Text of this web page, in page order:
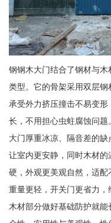
钢钢木大门结合了钢材与
类型。它的骨架采用双层
承受外力挤压撞击不易变
长，不用担心虫蛀腐蚀问
大门厚重冰凉、隔音差的缺
让室内更安静，同时木材
硬，外观更美观自然，适
重量更轻，开关门更省力，
木材部分做好基础防护就